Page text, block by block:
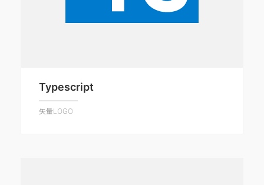
Typescript
矢量LOGO